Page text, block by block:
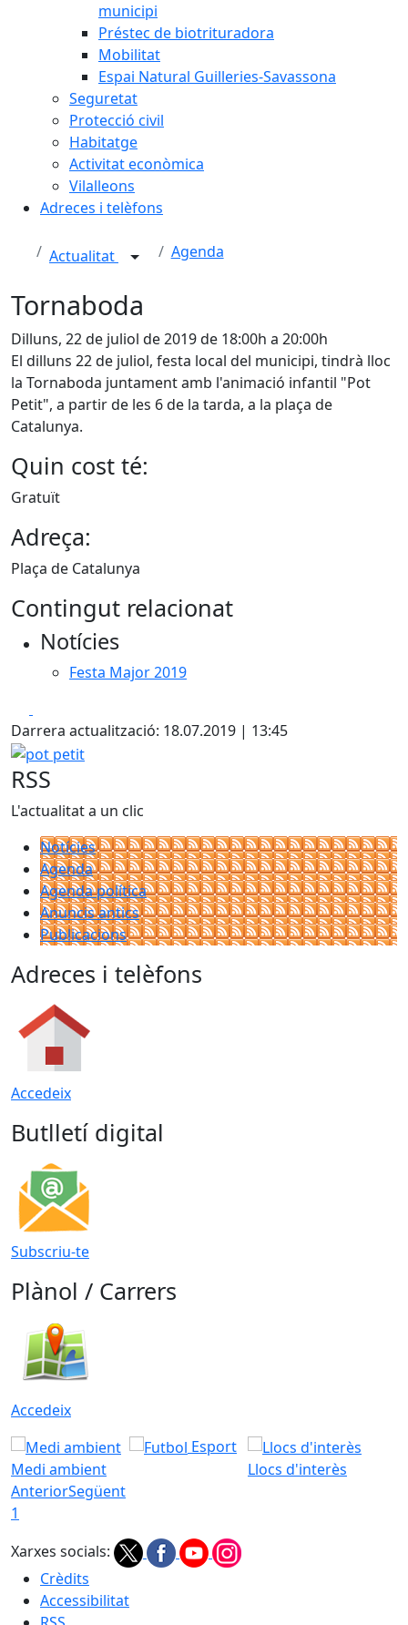
municipi
Préstec de biotrituradora
Mobilitat
Espai Natural Guilleries-Savassona
Seguretat
Protecció civil
Habitatge
Activitat econòmica
Vilalleons
Adreces i telèfons
Actualitat Agenda
Tornaboda
Dilluns, 22 de juliol de 2019 de 18:00h a 20:00h
El dilluns 22 de juliol, festa local del municipi, tindrà lloc
la Tornaboda juntament amb l'animació infantil "Pot
Petit", a partir de les 6 de la tarda, a la plaça de
Catalunya.
Quin cost té:
Gratuït
Adreça:
Plaça de Catalunya
Contingut relacionat
Notícies
Festa Major 2019
Darrera actualització: 18.07.2019 | 13:45
pot petit
RSS
L'actualitat a un clic
Notícies
Agenda
Agenda política
Anuncis antics
Publicacions
Adreces i telèfons
Accedeix
Butlletí digital
Subscriu-te
Plànol / Carrers
Accedeix
Medi ambient
Esport
Llocs d'interès
AnteriorSegüent
1
Xarxes socials:
Crèdits
Accessibilitat